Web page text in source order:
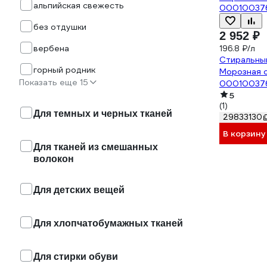
альпийская свежесть
без отдушки
вербена
горный родник
Показать еще 15
Для темных и черных тканей
Для тканей из смешанных
волокон
Для детских вещей
Для хлопчатобумажных тканей
Для стирки обуви
2 952 ₽
196.8 ₽/л
Морозная
5
(1)
29833130
В корзину